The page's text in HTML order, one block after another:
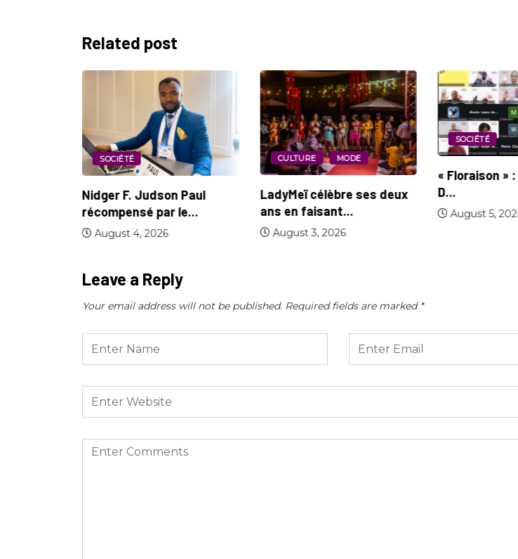
Related post
Nidger F. Judson Paul
récompensé par le...
August 4, 2026
CULTURE MODE
LadyMeï célèbre ses deux
ans en faisant...
August 3, 2026
SOCIÉTÉ
« Floraison » : la Division
D...
August 5, 2026
Leave a Reply
Your email address will not be published. Required fields are marked *